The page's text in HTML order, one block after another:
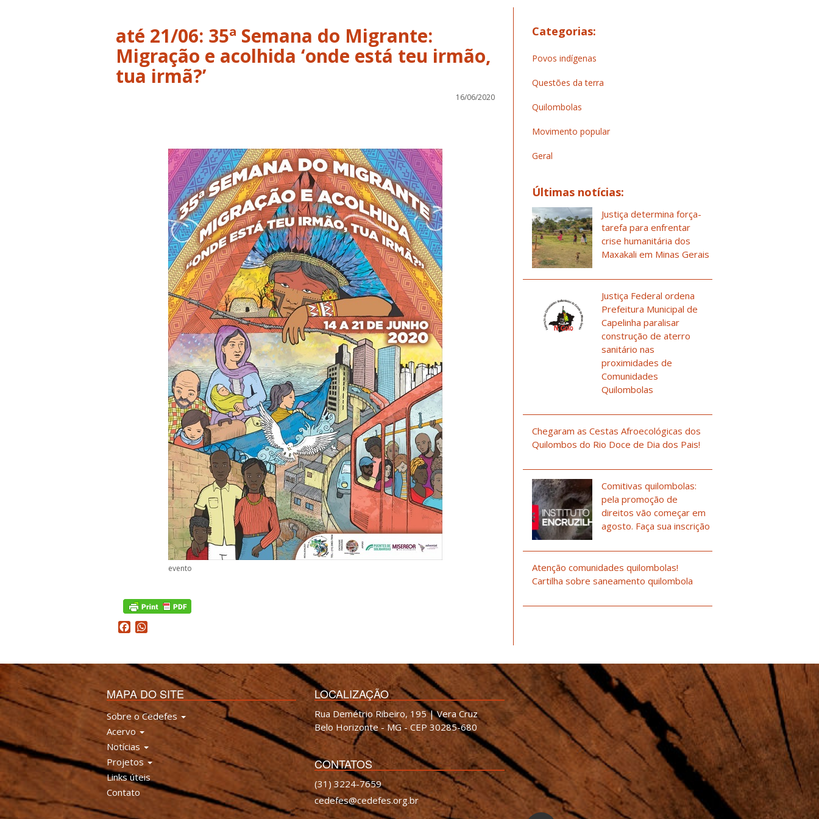
até 21/06: 35ª Semana do Migrante:
Migração e acolhida ‘onde está teu irmão,
tua irmã?’
16/06/2020
evento
Facebook
Categorias:
Povos indígenas
Questões da terra
Quilombolas
Movimento popular
Geral
Últimas notícias:
Justiça determina força-
tarefa para enfrentar
crise humanitária dos
Maxakali em Minas Gerais
Justiça Federal ordena
Prefeitura Municipal de
Capelinha paralisar
construção de aterro
sanitário nas
proximidades de
Comunidades
Quilombolas
Chegaram as Cestas Afroecológicas dos
Quilombos do Rio Doce de Dia dos Pais!
Comitivas quilombolas:
pela promoção de
direitos vão começar em
agosto. Faça sua inscrição
Atenção comunidades quilombolas!
Cartilha sobre saneamento quilombola
MAPA DO SITE
Sobre o Cedefes
Acervo
Notícias
Projetos
Links úteis
Contato
LOCALIZAÇÃO
Rua Demétrio Ribeiro, 195 | Vera Cruz
Belo Horizonte - MG - CEP 30285-680
CONTATOS
(31) 3224-7659
cedefes@cedefes.org.br